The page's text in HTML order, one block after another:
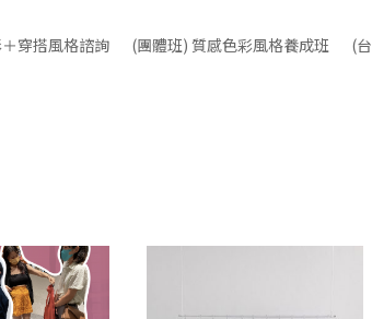
穿搭風格諮詢 (團體班) 質感色彩風格養成班 (